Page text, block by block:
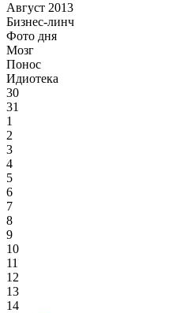
Август 2013
Бизнес-линч
Фото дня
Мозг
Понос
Идиотека
30
31
1
2
3
4
5
6
7
8
9
10
11
12
13
14